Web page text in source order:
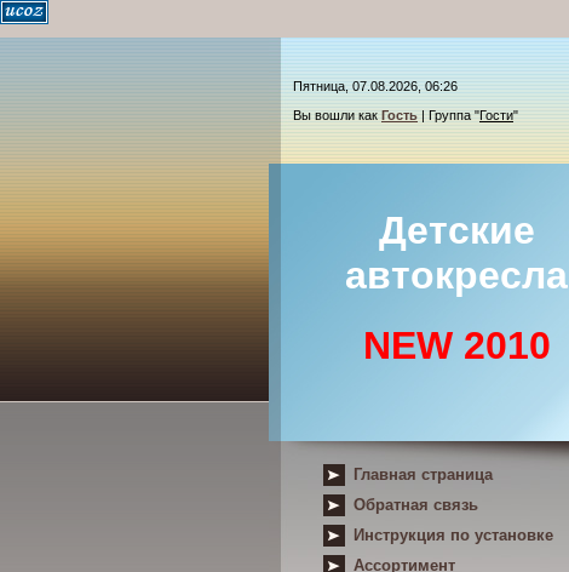
Пятница, 07.08.2026, 06:26
Вы вошли как Гость | Группа "Гости"
Детские
автокресла
NEW 2010
Главная страница
Обратная связь
Инструкция по установке
Ассортимент